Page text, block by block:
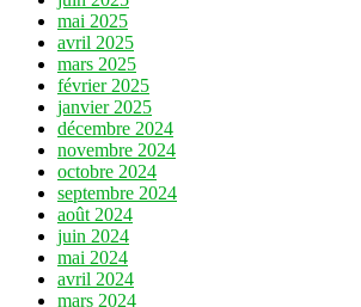
mai 2025
avril 2025
mars 2025
février 2025
janvier 2025
décembre 2024
novembre 2024
octobre 2024
septembre 2024
août 2024
juin 2024
mai 2024
avril 2024
mars 2024